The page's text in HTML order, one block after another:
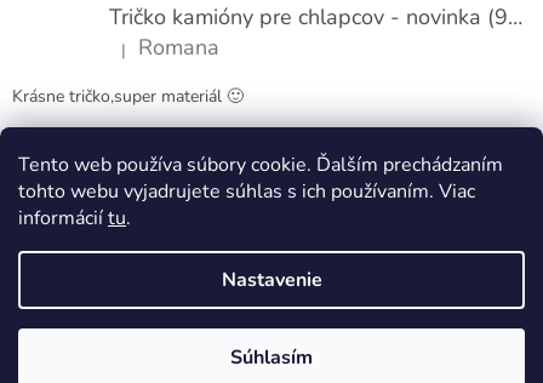
Tento web používa súbory cookie. Ďalším prechádzaním
tohto webu vyjadrujete súhlas s ich používaním. Viac
informáciítu.
Nastavenie
Súhlasím
Tričko kamióny pre chlapcov - novinka (98-134)
Hodnotenie produktu je 5 z 5 hviezdičiek.
| Romana
Krásne tričko,super materiál 🙂
Obchodné podmienky Kontakty
Vytvoril Shoptet
Pappy kids. Všetky práva vyhradené.